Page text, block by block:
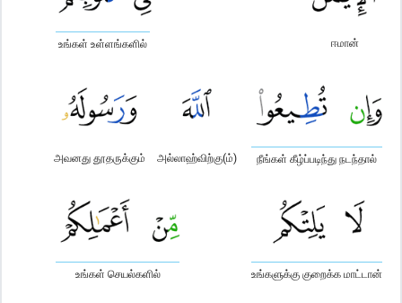
ஈமான்
உங்கள் உள்ளங்களில்
நீங்கள் கீழ்ப்படிந்து நடந்தால்
அல்லாஹ்விற்கு(ம்)
அவனது தூதருக்கும்
உங்களுக்கு குறைக்க மாட்டான்
உங்கள் செயல்களில்